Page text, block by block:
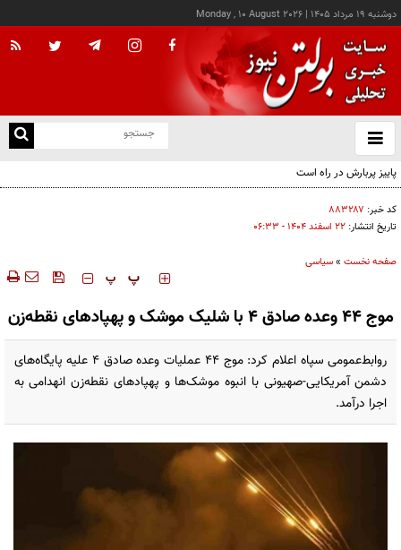
دوشنبه ۱۹ مرداد ۱۴۰۵ |
Monday , 10 August 2026
باز
و
کد خبر: ۸۸۳۲۸۷
تاریخ انتشار: ۲۲ اسفند ۱۴۰۴ - ۰۶:۳۳
صفحه نخست »سیاسی
‍‍‍ پ پ
موج ۴۴ وعده صادق ۴ با شلیک موشک و پهپادهای نقطه‌زن
روابط‌عمومی سپاه اعلام کرد: موج ۴۴ عملیات وعده صادق ۴ علیه پایگاه‌های
دشمن آمریکایی-صهیونی با انبوه موشک‌ها و پهپادهای نقطه‌زن انهدامی به
اجرا درآمد.